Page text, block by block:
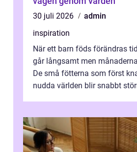
30 juli 2026
admin
inspiration
När ett barn föds förändras
går långsamt men
De små fötterna som först
nudda världen blir snabbt